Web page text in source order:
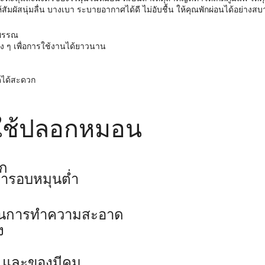
มผัสนุ่มลื่น บางเบา ระบายอากาศได้ดี ไม่อับชื้น ให้คุณพักผ่อนได้อย่างสบ
รรณ
ๆ เพื่อการใช้งานได้ยาวนาน
ด้สะดวก
ปลอกหมอน
รอบหมุนต่ำ
ารทำความสะอาด